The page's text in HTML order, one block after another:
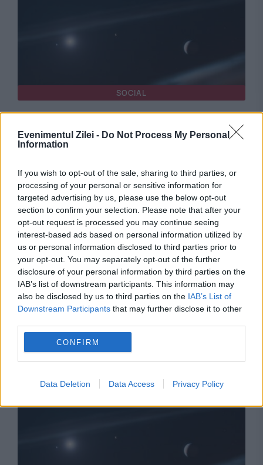
Evenimentul Zilei - Do Not Process My Personal
Information
If you wish to opt-out of the sale, sharing to third parties, or
processing of your personal or sensitive information for
targeted advertising by us, please use the below opt-out
section to confirm your selection. Please note that after your
opt-out request is processed you may continue seeing
interest-based ads based on personal information utilized by
us or personal information disclosed to third parties prior to
your opt-out. You may separately opt-out of the further
disclosure of your personal information by third parties on the
IAB’s list of downstream participants. This information may
also be disclosed by us to third parties on the IAB’s List of
Downstream Participants that may further disclose it to other
CONFIRM
Data Deletion Data Access Privacy Policy
SOCIAL
pe care o căutau de zeci de ani
SOCIAL
O exoplanetă aflată la 40 de ani-lumină de
Pământ ar putea îndeplini o condiție esențială
pentru viață